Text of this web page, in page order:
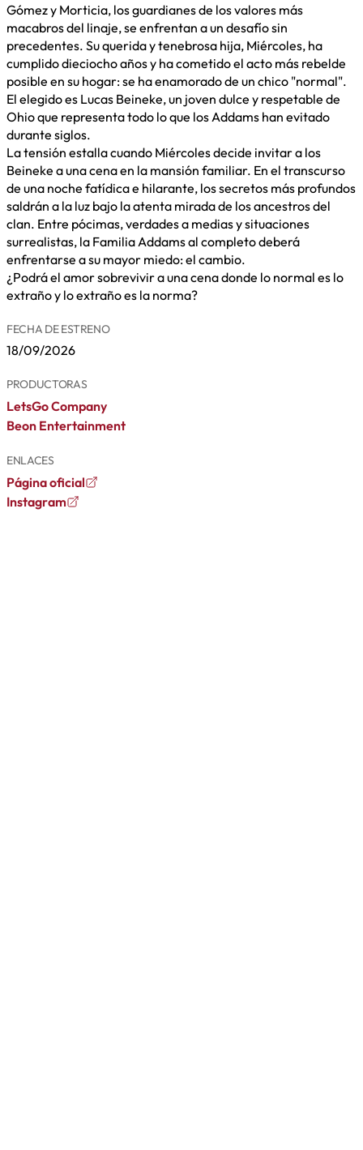
Gómez y Morticia, los guardianes de los valores más
macabros del linaje, se enfrentan a un desafío sin
precedentes. Su querida y tenebrosa hija, Miércoles, ha
cumplido dieciocho años y ha cometido el acto más rebelde
posible en su hogar: se ha enamorado de un chico "normal".
El elegido es Lucas Beineke, un joven dulce y respetable de
Ohio que representa todo lo que los Addams han evitado
durante siglos.
La tensión estalla cuando Miércoles decide invitar a los
Beineke a una cena en la mansión familiar. En el transcurso
de una noche fatídica e hilarante, los secretos más profundos
saldrán a la luz bajo la atenta mirada de los ancestros del
clan. Entre pócimas, verdades a medias y situaciones
surrealistas, la Familia Addams al completo deberá
enfrentarse a su mayor miedo: el cambio.
¿Podrá el amor sobrevivir a una cena donde lo normal es lo
extraño y lo extraño es la norma?
FECHA DE ESTRENO
18/09/2026
PRODUCTORAS
LetsGo Company
Beon Entertainment
ENLACES
Página oficial
Instagram